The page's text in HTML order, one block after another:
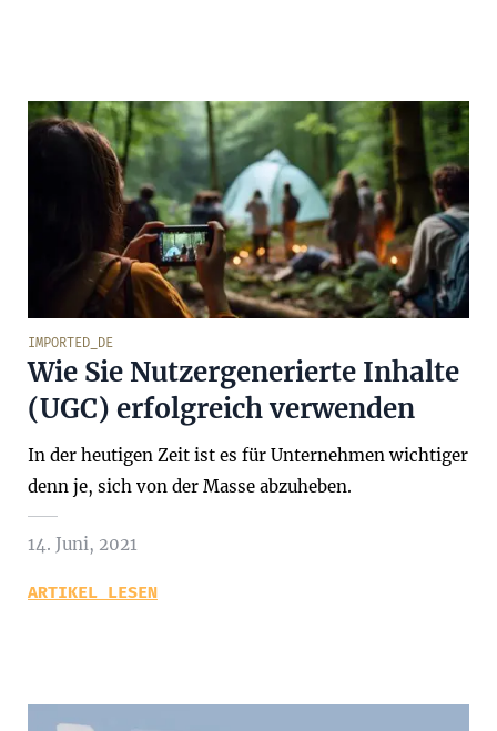
IMPORTED_DE
Wie Sie Nutzergenerierte Inhalte
(UGC) erfolgreich verwenden
In der heutigen Zeit ist es für Unternehmen wichtiger
denn je, sich von der Masse abzuheben.
14. Juni, 2021
ARTIKEL LESEN